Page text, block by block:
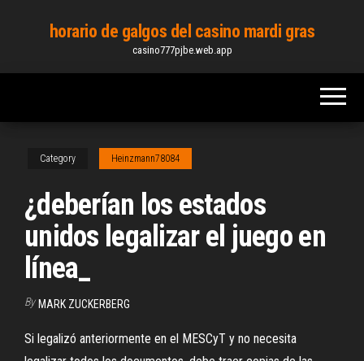
content
horario de galgos del casino mardi gras
casino777pjbe.web.app
Category Heinzmann78084
¿deberían los estados
unidos legalizar el juego en
línea_
By MARK ZUCKERBERG
Si legalizó anteriormente en el MESCyT y no necesita